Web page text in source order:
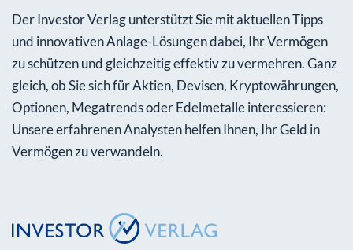
Der Investor Verlag unterstützt Sie mit aktuellen Tipps
und innovativen Anlage-Lösungen dabei, Ihr Vermögen
zu schützen und gleichzeitig effektiv zu vermehren. Ganz
gleich, ob Sie sich für Aktien, Devisen, Kryptowährungen,
Optionen, Megatrends oder Edelmetalle interessieren:
Unsere erfahrenen Analysten helfen Ihnen, Ihr Geld in
Vermögen zu verwandeln.